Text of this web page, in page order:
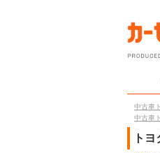
中古車
中古車
ト